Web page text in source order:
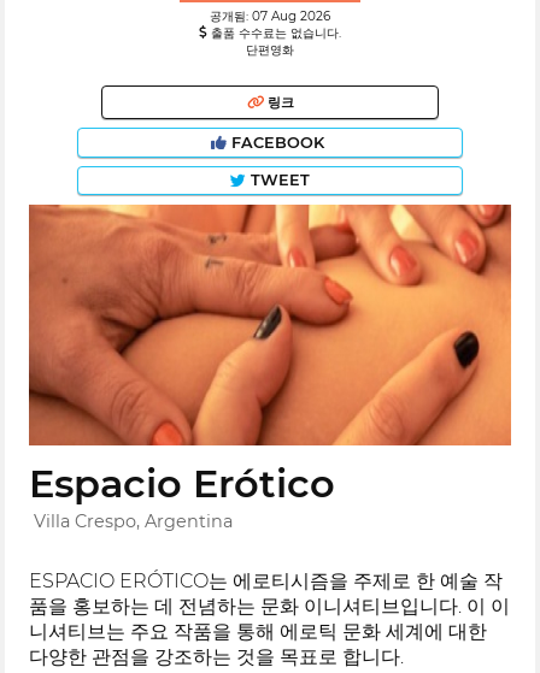
공개됨: 07 Aug 2026
출품 수수료는 없습니다.
단편영화
링크
FACEBOOK
TWEET
Espacio Erótico
Villa Crespo, Argentina
ESPACIO ERÓTICO는 에로티시즘을 주제로 한 예술 작
품을 홍보하는 데 전념하는 문화 이니셔티브입니다. 이 이
니셔티브는 주요 작품을 통해 에로틱 문화 세계에 대한
다양한 관점을 강조하는 것을 목표로 합니다.